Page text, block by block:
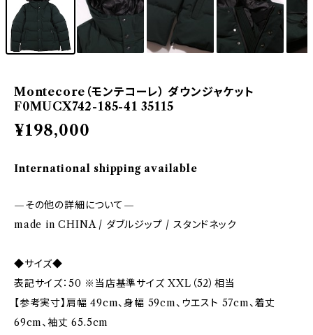
Montecore（モンテコーレ） ダウンジャケット
F0MUCX742-185-41 35115
¥198,000
International shipping available
—その他の詳細について—
made in CHINA / ダブルジップ / スタンドネック
◆サイズ◆
表記サイズ：50 ※当店基準サイズ XXL（52）相当
【参考実寸】肩幅 49cm、身幅 59cm、ウエスト 57cm、着丈
69cm、袖丈 65.5cm